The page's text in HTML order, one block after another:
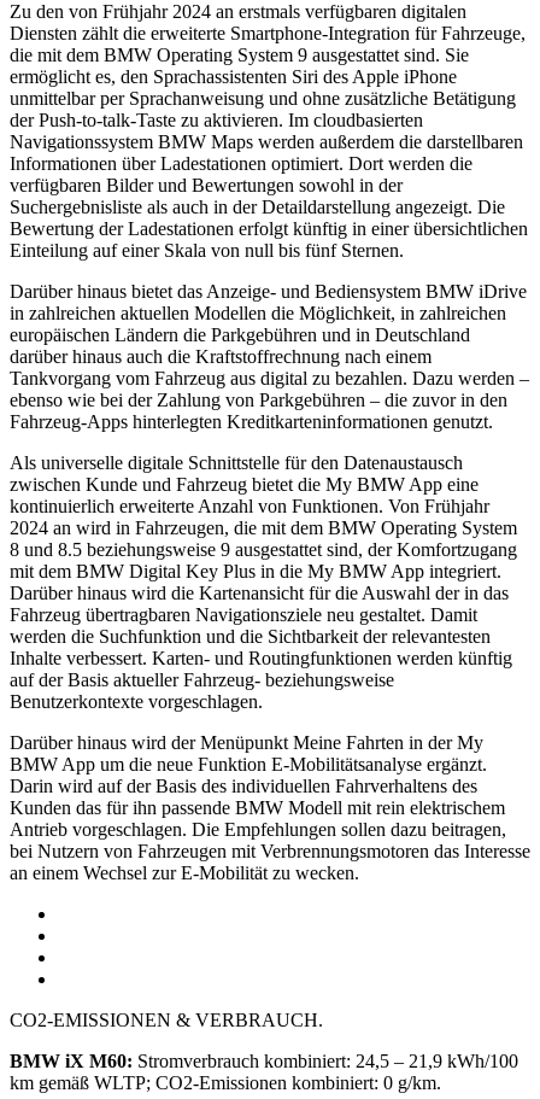
Zu den von Frühjahr 2024 an erstmals verfügbaren digitalen
Diensten zählt die erweiterte Smartphone-Integration für Fahrzeuge,
die mit dem BMW Operating System 9 ausgestattet sind. Sie
ermöglicht es, den Sprachassistenten Siri des Apple iPhone
unmittelbar per Sprachanweisung und ohne zusätzliche Betätigung
der Push-to-talk-Taste zu aktivieren. Im cloudbasierten
Navigationssystem BMW Maps werden außerdem die darstellbaren
Informationen über Ladestationen optimiert. Dort werden die
verfügbaren Bilder und Bewertungen sowohl in der
Suchergebnisliste als auch in der Detaildarstellung angezeigt. Die
Bewertung der Ladestationen erfolgt künftig in einer übersichtlichen
Einteilung auf einer Skala von null bis fünf Sternen.
Darüber hinaus bietet das Anzeige- und Bediensystem BMW iDrive
in zahlreichen aktuellen Modellen die Möglichkeit, in zahlreichen
europäischen Ländern die Parkgebühren und in Deutschland
darüber hinaus auch die Kraftstoffrechnung nach einem
Tankvorgang vom Fahrzeug aus digital zu bezahlen. Dazu werden –
ebenso wie bei der Zahlung von Parkgebühren – die zuvor in den
Fahrzeug-Apps hinterlegten Kreditkarteninformationen genutzt.
Als universelle digitale Schnittstelle für den Datenaustausch
zwischen Kunde und Fahrzeug bietet die My BMW App eine
kontinuierlich erweiterte Anzahl von Funktionen. Von Frühjahr
2024 an wird in Fahrzeugen, die mit dem BMW Operating System
8 und 8.5 beziehungsweise 9 ausgestattet sind, der Komfortzugang
mit dem BMW Digital Key Plus in die My BMW App integriert.
Darüber hinaus wird die Kartenansicht für die Auswahl der in das
Fahrzeug übertragbaren Navigationsziele neu gestaltet. Damit
werden die Suchfunktion und die Sichtbarkeit der relevantesten
Inhalte verbessert. Karten- und Routingfunktionen werden künftig
auf der Basis aktueller Fahrzeug- beziehungsweise
Benutzerkontexte vorgeschlagen.
Darüber hinaus wird der Menüpunkt Meine Fahrten in der My
BMW App um die neue Funktion E-Mobilitätsanalyse ergänzt.
Darin wird auf der Basis des individuellen Fahrverhaltens des
Kunden das für ihn passende BMW Modell mit rein elektrischem
Antrieb vorgeschlagen. Die Empfehlungen sollen dazu beitragen,
bei Nutzern von Fahrzeugen mit Verbrennungsmotoren das Interesse
an einem Wechsel zur E-Mobilität zu wecken.
CO2-EMISSIONEN & VERBRAUCH.
BMW iX M60: Stromverbrauch kombiniert: 24,5 – 21,9 kWh/100
km gemäß WLTP; CO2-Emissionen kombiniert: 0 g/km.